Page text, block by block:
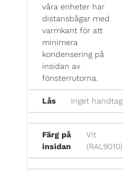
våra enheter har
distansbågar med
varmkant för att
minimera
kondensering på
insidan av
fönsterrutorna.
Lås Inget handtag
Färg på
insidan
Vit
(RAL9010)